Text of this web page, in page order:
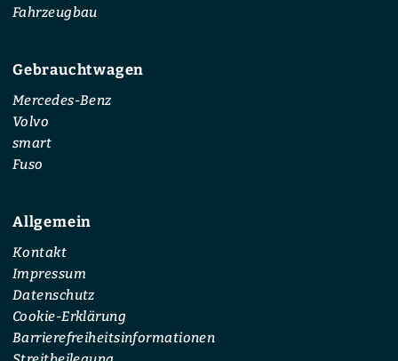
Fahrzeugbau
Gebrauchtwagen
Mercedes-Benz
Volvo
smart
Fuso
Allgemein
Kontakt
Impressum
Datenschutz
Cookie-Erklärung
Barrierefreiheitsinformationen